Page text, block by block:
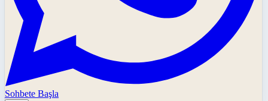
Sohbete Başla